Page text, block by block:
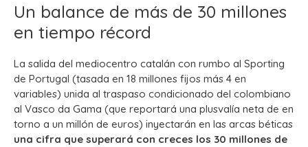
Un balance de más de 30 millones
en tiempo récord
La salida del mediocentro catalán con rumbo al Sporting
de Portugal (tasada en 18 millones fijos más 4 en
variables) unida al traspaso condicionado del colombiano
al Vasco da Gama (que reportará una plusvalía neta de en
torno a un millón de euros) inyectarán en las arcas béticas
una cifra que superará con creces los 30 millones de